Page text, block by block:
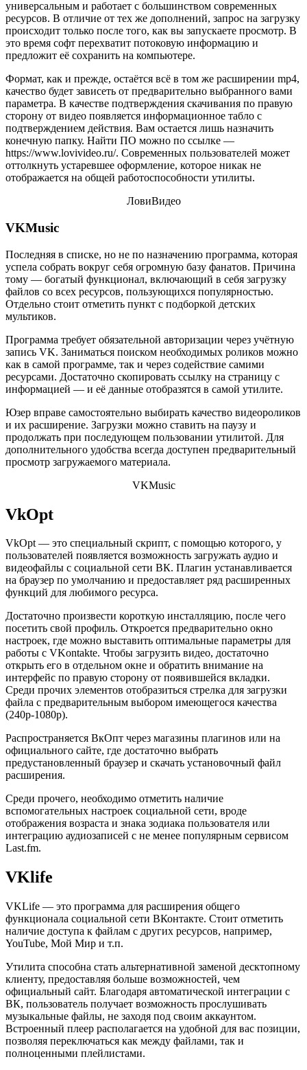
универсальным и работает с большинством современных
ресурсов. В отличие от тех же дополнений, запрос на загрузку
происходит только после того, как вы запускаете просмотр. В
это время софт перехватит потоковую информацию и
предложит её сохранить на компьютере.
Формат, как и прежде, остаётся всё в том же расширении mp4,
качество будет зависеть от предварительно выбранного вами
параметра. В качестве подтверждения скачивания по правую
сторону от видео появляется информационное табло с
подтверждением действия. Вам остается лишь назначить
конечную папку. Найти ПО можно по ссылке —
https://www.lovivideo.ru/. Современных пользователей может
оттолкнуть устаревшее оформление, которое никак не
отображается на общей работоспособности утилиты.
ЛовиВидео
VKMusic
Последняя в списке, но не по назначению программа, которая
успела собрать вокруг себя огромную базу фанатов. Причина
тому — богатый функционал, включающий в себя загрузку
файлов со всех ресурсов, пользующихся популярностью.
Отдельно стоит отметить пункт с подборкой детских
мультиков.
Программа требует обязательной авторизации через учётную
запись VK. Заниматься поиском необходимых роликов можно
как в самой программе, так и через содействие самими
ресурсами. Достаточно скопировать ссылку на страницу с
информацией — и её данные отобразятся в самой утилите.
Юзер вправе самостоятельно выбирать качество видеороликов
и их расширение. Загрузки можно ставить на паузу и
продолжать при последующем пользовании утилитой. Для
дополнительного удобства всегда доступен предварительный
просмотр загружаемого материала.
VKMusic
VkOpt
VkOpt — это специальный скрипт, с помощью которого, у
пользователей появляется возможность загружать аудио и
видеофайлы с социальной сети ВК. Плагин устанавливается
на браузер по умолчанию и предоставляет ряд расширенных
функций для любимого ресурса.
Достаточно произвести короткую инсталляцию, после чего
посетить свой профиль. Откроется предварительно окно
настроек, где можно выставить оптимальные параметры для
работы с VKontakte. Чтобы загрузить видео, достаточно
открыть его в отдельном окне и обратить внимание на
интерфейс по правую сторону от появившейся вкладки.
Среди прочих элементов отобразиться стрелка для загрузки
файла с предварительным выбором имеющегося качества
(240p-1080p).
Распространяется ВкОпт через магазины плагинов или на
официального сайте, где достаточно выбрать
предустановленный браузер и скачать установочный файл
расширения.
Среди прочего, необходимо отметить наличие
вспомогательных настроек социальной сети, вроде
отображения возраста и знака зодиака пользователя или
интеграцию аудиозаписей с не менее популярным сервисом
Last.fm.
VKlife
VKLife — это программа для расширения общего
функционала социальной сети ВКонтакте. Стоит отметить
наличие доступа к файлам с других ресурсов, например,
YouTube, Мой Мир и т.п.
Утилита способна стать альтернативной заменой десктопному
клиенту, предоставляя больше возможностей, чем
официальный сайт. Благодаря автоматической интеграции с
ВК, пользователь получает возможность прослушивать
музыкальные файлы, не заходя под своим аккаунтом.
Встроенный плеер располагается на удобной для вас позиции,
позволяя переключаться как между файлами, так и
полноценными плейлистами.